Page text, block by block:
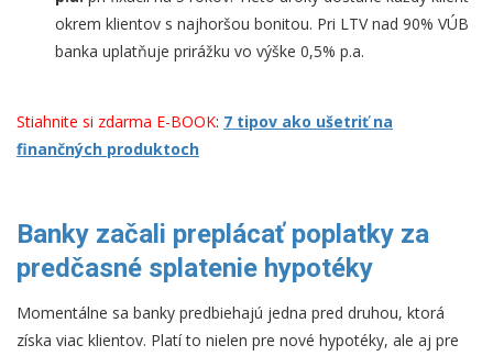
okrem klientov s najhoršou bonitou. Pri LTV nad 90% VÚB
banka uplatňuje prirážku vo výške 0,5% p.a.
Stiahnite si zdarma E-BOOK: 7 tipov ako ušetriť na
finančných produktoch
Banky začali preplácať poplatky za
predčasné splatenie hypotéky
Momentálne sa banky predbiehajú jedna pred druhou, ktorá
získa viac klientov. Platí to nielen pre nové hypotéky, ale aj pre